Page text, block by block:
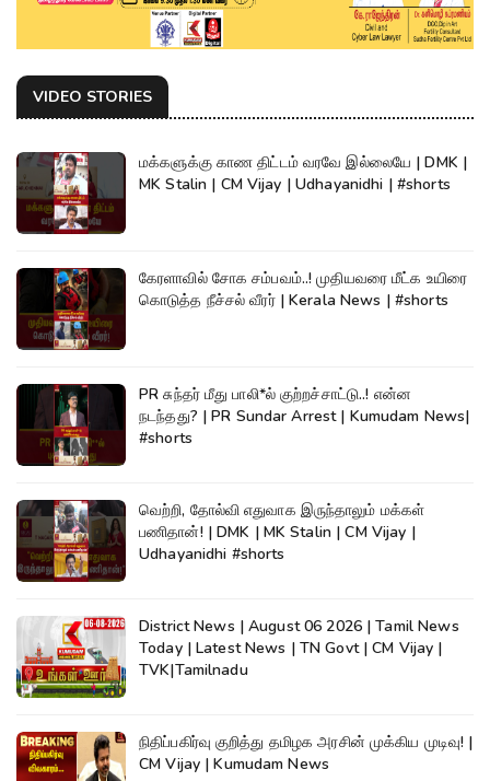
VIDEO STORIES
மக்களுக்கு காண திட்டம் வரவே இல்லையே | DMK |
MK Stalin | CM Vijay | Udhayanidhi | #shorts
கேரளாவில் சோக சம்பவம்..! முதியவரை மீட்க உயிரை
கொடுத்த நீச்சல் வீரர் | Kerala News | #shorts
PR சுந்தர் மீது பாலி*ல் குற்றச்சாட்டு..! என்ன
நடந்தது? | PR Sundar Arrest | Kumudam News|
#shorts
வெற்றி, தோல்வி எதுவாக இருந்தாலும் மக்கள்
பணிதான்! | DMK | MK Stalin | CM Vijay |
Udhayanidhi #shorts
District News | August 06 2026 | Tamil News
Today | Latest News | TN Govt | CM Vijay |
TVK|Tamilnadu
நிதிப்பகிர்வு குறித்து தமிழக அரசின் முக்கிய முடிவு! |
CM Vijay | Kumudam News